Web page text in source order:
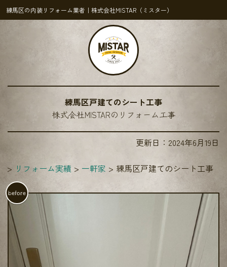
練馬区の内装リフォーム業者｜株式会社MISTAR（ミスター）
練馬区戸建てのシート工事
株式会社MISTARのリフォーム工事
更新日： 2024年6月19日
リフォーム実績 一軒家 練馬区戸建てのシート工事
before